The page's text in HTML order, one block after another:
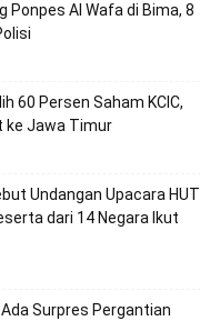
Ponpes Al Wafa di Bima, 8
60 Persen Saham KCIC,
ke Jawa Timur
Undangan Upacara HUT
dari 14 Negara Ikut
Surpres Pergantian